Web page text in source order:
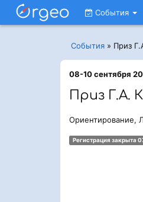
События
События » Приз
08-10 сентября
Приз Г.А.
Ориентирование,
Регистрация закрыта